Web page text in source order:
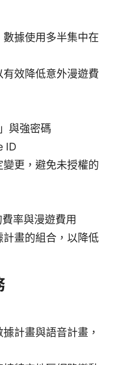
據使用多半集中在
效降低意外漫遊費
與強密碼
ID
更，避免未授權的
率與漫遊費用
畫的組合，以降低
計畫與語音計畫，